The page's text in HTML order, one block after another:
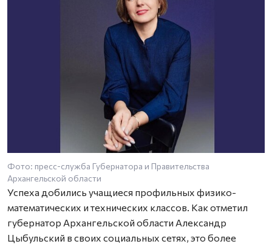
Фото: пресс-служба Губернатора и Правительства
Архангельской области
Успеха добились учащиеся профильных физико-
математических и технических классов. Как отметил
губернатор Архангельской области Александр
Цыбульский в своих социальных сетях, это более